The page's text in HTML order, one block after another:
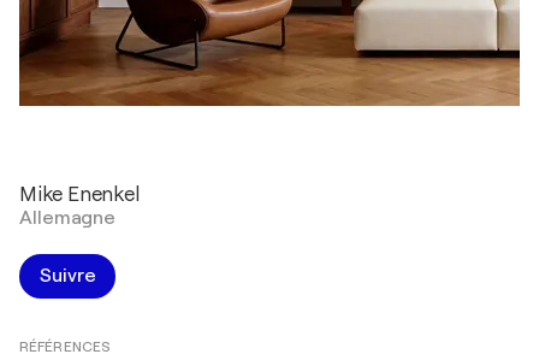
Mike Enenkel
Allemagne
Suivre
RÉFÉRENCES